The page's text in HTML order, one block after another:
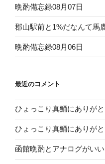
晩酌備忘録08月07日
郡山駅前と1%だなんて馬
晩酌備忘録08月06日
最近のコメント
ひょっこり真鯒にありがと
ひょっこり真鯒にありがと
函館晩酌とアナログがいい